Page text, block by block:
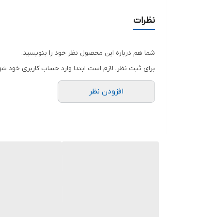
نظرات
شما هم درباره این محصول نظر خود را بنویسید.
برای ثبت نظر، لازم است ابتدا وارد حساب کاربری خود
افزودن نظر